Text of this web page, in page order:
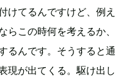
けてるんですけど、例え
らこの時何を考えるか、
るんです。そうすると通
現が出てくる。駆け出し